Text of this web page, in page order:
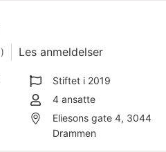
Les anmeldelser
Stiftet i 2019
4 ansatte
Eliesons gate 4, 3044
Drammen